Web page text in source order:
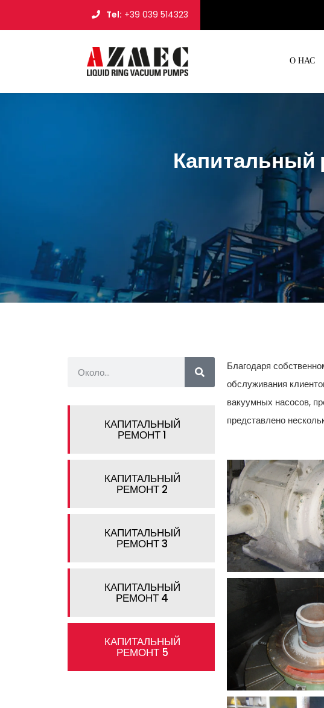
Tel: +39 039 514323
О НАС
Капитальный
КАПИТАЛЬНЫЙ
РЕМОНТ 1
КАПИТАЛЬНЫЙ
РЕМОНТ 2
КАПИТАЛЬНЫЙ
РЕМОНТ 3
КАПИТАЛЬНЫЙ
РЕМОНТ 4
КАПИТАЛЬНЫЙ
РЕМОНТ 5
Благодаря
обслуживания
вакуумных насосов,
представлено